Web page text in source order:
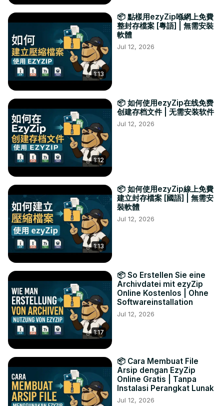
1:13
📦 點樣用ezyZip喺網上免費
整封存檔案 [粵語] | 無需安裝
軟體
Jul 12, 2026
1:12
📦 如何使用ezyZip在线免费
创建存档文件 | 无需安装软件
Jul 12, 2026
1:13
📦 如何使用ezyZip線上免費
建立封存檔案 [國語] | 無需安
裝軟體
Jul 12, 2026
1:17
📦 So Erstellen Sie eine
Archivdatei mit ezyZip
Online Kostenlos | Ohne
Softwareinstallation
Jul 12, 2026
📦 Cara Membuat File
Arsip dengan EzyZip
Online Gratis | Tanpa
Instalasi Perangkat Lunak
Jul 12, 2026